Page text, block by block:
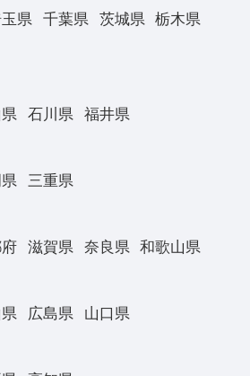
県 千葉県 茨城県
栃木県
石川県 福井県
三重県
滋賀県 奈良県 和歌山県
広島県 山口県